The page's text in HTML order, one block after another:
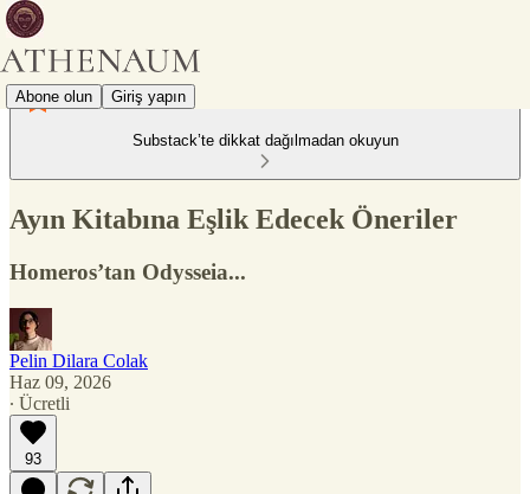
Abone olun Giriş yapın
Substack’te dikkat dağılmadan okuyun
Ayın Kitabına Eşlik Edecek Öneriler
Homeros’tan Odysseia...
Pelin Dilara Colak
Haz 09, 2026
∙ Ücretli
93